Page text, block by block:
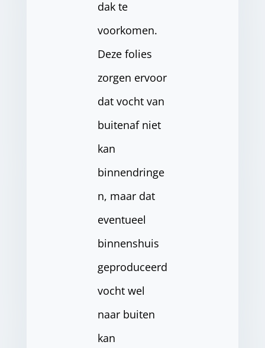
dak te
voorkomen.
Deze folies
zorgen ervoor
dat vocht van
buitenaf niet
kan
binnendringe
n, maar dat
eventueel
binnenshuis
geproduceerd
vocht wel
naar buiten
kan